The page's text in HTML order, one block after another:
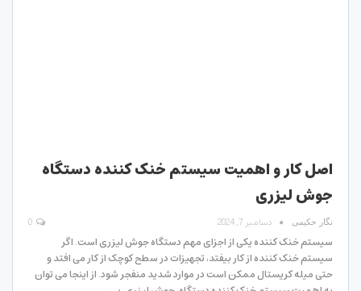
اصل کار و اهمیت سیستم خنک کننده دستگاه
جوش لیزری
نگار حکیمی دسامبر 7, 2024
سیستم خنک کننده یکی از اجزای مهم دستگاه جوش لیزری است. اگر
سیستم خنک کننده از کار بیفتد، تجهیزات در سطح کوچک از کار می افتد و
حتی میله کریستال ممکن است در موارد شدید منفجر شود. از اینجا می توان